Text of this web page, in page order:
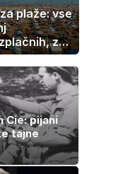
plaže: vse
za
in
tudi več
evrov
Cie: pijani
tajne